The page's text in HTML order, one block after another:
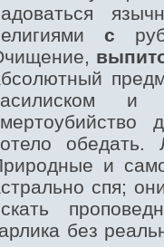
с
и
и
спя;
без